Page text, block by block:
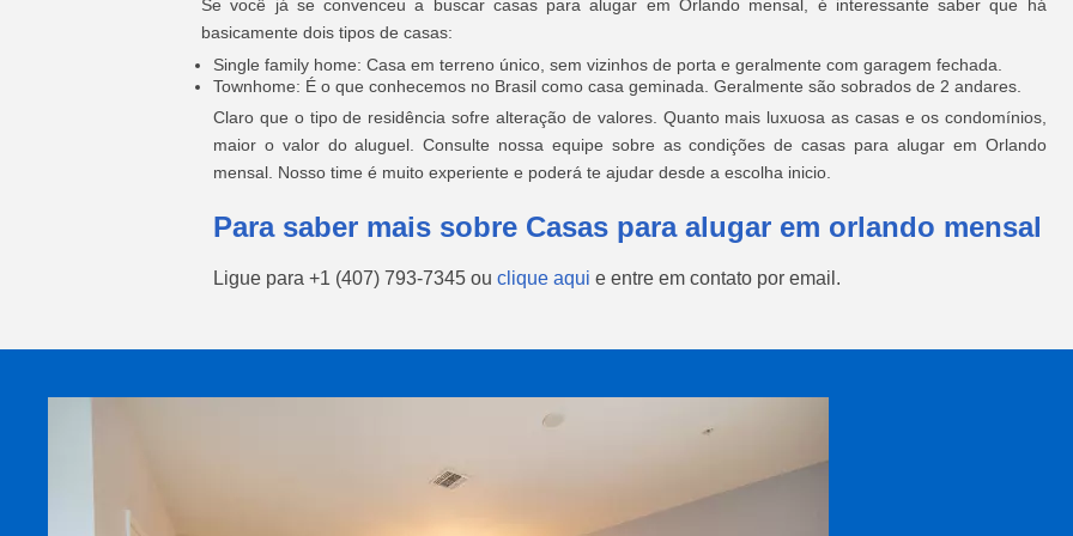
Se você já se convenceu a buscar casas para alugar em Orlando mensal, é interessante saber que há
basicamente dois tipos de casas:
Single family home: Casa em terreno único, sem vizinhos de porta e geralmente com garagem fechada.
Townhome: É o que conhecemos no Brasil como casa geminada. Geralmente são sobrados de 2 andares.
Claro que o tipo de residência sofre alteração de valores. Quanto mais luxuosa as casas e os condomínios,
maior o valor do aluguel. Consulte nossa equipe sobre as condições de casas para alugar em Orlando
mensal. Nosso time é muito experiente e poderá te ajudar desde a escolha inicio.
Para saber mais sobre Casas para alugar em orlando mensal
Ligue para +1 (407) 793-7345 ou clique aqui e entre em contato por email.